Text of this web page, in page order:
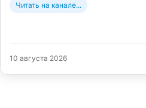
Читать на канале...
10 августа 2026